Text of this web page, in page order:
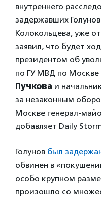
внутреннего
задержавших
Колокольцева, уже
заявил, что будет
президентом об
по ГУ МВД по Москве
Пучкова и
за незаконным
Москве генерал-
добавляет Daily
Голунов был
обвинен в
особо крупном
произошло со